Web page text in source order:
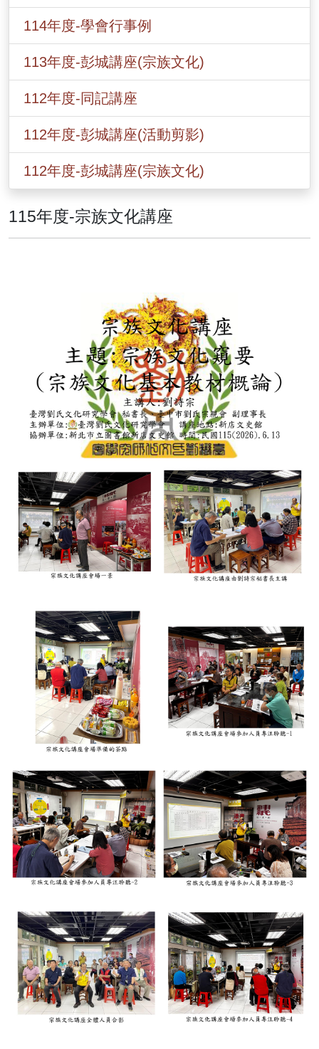
114年度-學會行事例
113年度-彭城講座(宗族文化)
112年度-同記講座
112年度-彭城講座(活動剪影)
112年度-彭城講座(宗族文化)
115年度-宗族文化講座